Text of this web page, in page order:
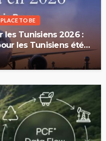
TO BE
les Tunisiens 2026 :
les Tunisiens été